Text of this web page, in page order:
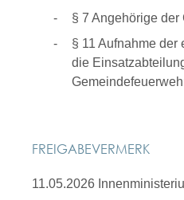
§ 7 Angehörige
§ 11 Aufnahme der
die
FREIGABEVERMERK
11.05.2026